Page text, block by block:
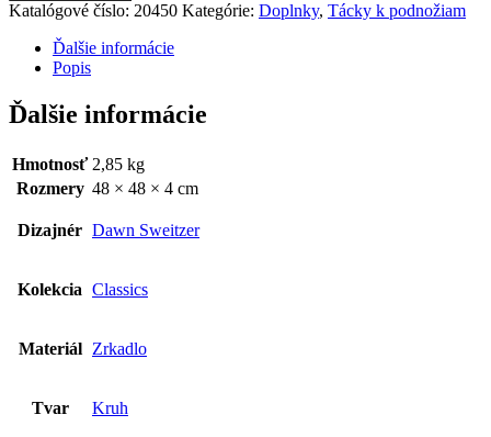
Katalógové číslo: 20450 Kategórie: Doplnky, Tácky k podnožiam
Ďalšie informácie
Popis
Ďalšie informácie
Hmotnosť 2,85 kg
Rozmery 48 × 48 × 4 cm
Dizajnér Dawn Sweitzer
Kolekcia Classics
Materiál Zrkadlo
Tvar Kruh